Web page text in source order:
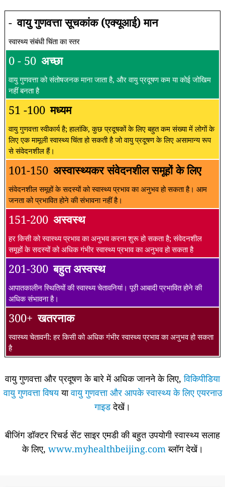
- वायु गुणवत्ता सूचकांक (एक्यूआई) मान
स्वास्थ्य संबंधी चिंता का स्तर
0 - 50 अच्छा
वायु गुणवत्ता को संतोषजनक माना जाता है, और वायु प्रदूषण कम या कोई जोखिम
नहीं बनता है
51 -100 मध्यम
वायु गुणवत्ता स्वीकार्य है; हालांकि, कुछ प्रदूषकों के लिए बहुत कम संख्या में लोगों के
लिए एक मामूली स्वास्थ्य चिंता हो सकती है जो वायु प्रदूषण के लिए असामान्य रूप
से संवेदनशील हैं।
101-150 अस्वास्थ्यकर संवेदनशील समूहों के लिए
संवेदनशील समूहों के सदस्यों को स्वास्थ्य प्रभाव का अनुभव हो सकता है। आम
जनता को प्रभावित होने की संभावना नहीं है।
151-200 अस्वस्थ
हर किसी को स्वास्थ्य प्रभाव का अनुभव करना शुरू हो सकता है; संवेदनशील
समूहों के सदस्यों को अधिक गंभीर स्वास्थ्य प्रभाव का अनुभव हो सकता है
201-300 बहुत अस्वस्थ
आपातकालीन स्थितियों की स्वास्थ्य चेतावनियां। पूरी आबादी प्रभावित होने की
अधिक संभावना है।
300+ खतरनाक
स्वास्थ्य चेतावनी: हर किसी को अधिक गंभीर स्वास्थ्य प्रभाव का अनुभव हो सकता
है
वायु गुणवत्ता और प्रदूषण के बारे में अधिक जानने के लिए,विकिपीडिया
वायु गुणवत्ता विषययावायु गुणवत्ता और आपके स्वास्थ्य के लिए एयरनाउ
गाइडदेखें।
बीजिंग डॉक्टर रिचर्ड सेंट साइर एमडी की बहुत उपयोगी स्वास्थ्य सलाह
के लिए, www.myhealthbeijing.comब्लॉग देखें।